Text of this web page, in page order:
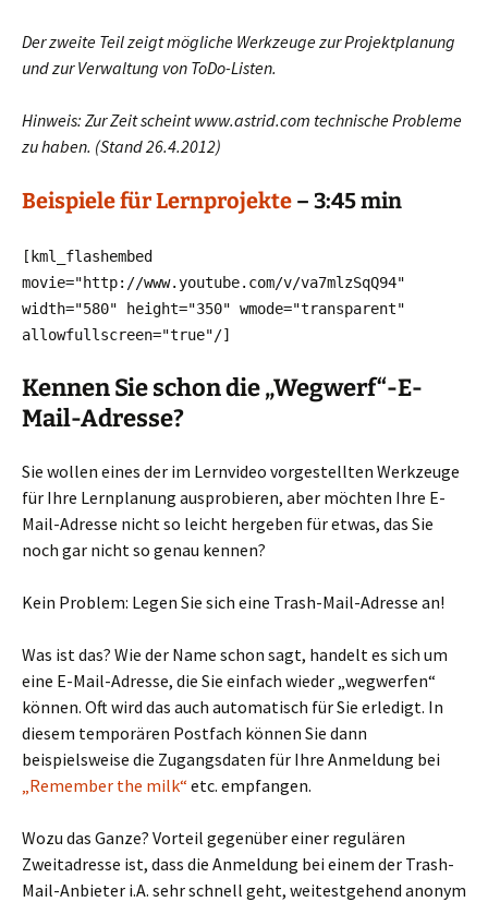
Der zweite Teil zeigt mögliche Werkzeuge zur Projektplanung
und zur Verwaltung von ToDo-Listen.
Hinweis: Zur Zeit scheint www.astrid.com technische Probleme
zu haben. (Stand 26.4.2012)
Beispiele für Lernprojekte – 3:45 min
[kml_flashembed
movie="http://www.youtube.com/v/va7mlzSqQ94"
width="580" height="350" wmode="transparent"
allowfullscreen="true"/]
Kennen Sie schon die „Wegwerf“-E-
Mail-Adresse?
Sie wollen eines der im Lernvideo vorgestellten Werkzeuge
für Ihre Lernplanung ausprobieren, aber möchten Ihre E-
Mail-Adresse nicht so leicht hergeben für etwas, das Sie
noch gar nicht so genau kennen?
Kein Problem: Legen Sie sich eine Trash-Mail-Adresse an!
Was ist das? Wie der Name schon sagt, handelt es sich um
eine E-Mail-Adresse, die Sie einfach wieder „wegwerfen“
können. Oft wird das auch automatisch für Sie erledigt. In
diesem temporären Postfach können Sie dann
beispielsweise die Zugangsdaten für Ihre Anmeldung bei
„Remember the milk“ etc. empfangen.
Wozu das Ganze? Vorteil gegenüber einer regulären
Zweitadresse ist, dass die Anmeldung bei einem der Trash-
Mail-Anbieter i.A. sehr schnell geht, weitestgehend anonym